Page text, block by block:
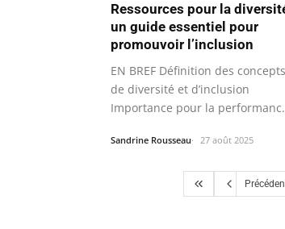
Ressources pour la
un guide essentiel pour
promouvoir l’inclusion
EN BREF Définition des concepts
de diversité et d’inclusion
Importance pour la
Sandrine Rousseau 27 août 2025